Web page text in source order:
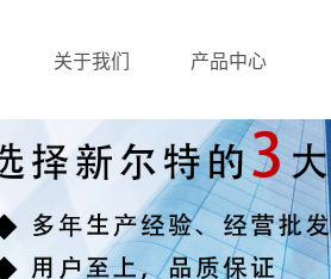
关于我们 产品中心